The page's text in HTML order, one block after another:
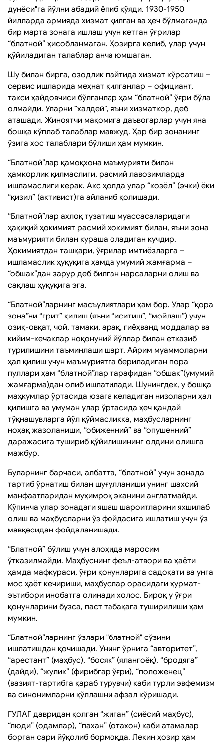
дунёси"га йўлни абадий ёпиб қўяди. 1930-1950
йилларда армияда хизмат қилган ва ҳеч бўлмаганда
бир марта зонага ишлаш учун кетган ўғрилар
“блатной” ҳисобланмаган. Ҳозирга келиб, улар учун
қўйиладиган талаблар анча юмшаган.
Шу билан бирга, озодлик пайтида хизмат кўрсатиш –
сервис ишларида меҳнат қилганлар – официант,
такси ҳайдовчиси бўлганлар ҳам “блатной” ўғри бўла
олмайди. Уларни “халдей”, яъни хизматкор, деб
аташади. Жиноятчи мақомига даъвогарлар учун яна
бошқа кўплаб талаблар мавжуд. Ҳар бир зонанинг
ўзига хос талаблари бўлиши ҳам мумкин.
“Блатной”лар қамоқхона маъмурияти билан
ҳамкорлик қилмаслиги, расмий лавозимларда
ишламаслиги керак. Акс ҳолда улар “козёл” (эчки) ёки
“қизил” (активист)га айланиб қолишади.
“Блатной”лар ахлоқ тузатиш муассасаларидаги
ҳақиқий ҳокимият расмий ҳокимият билан, яъни зона
маъмурияти билан кураша оладиган кучдир.
Ҳокимиятдан ташқари, ўғрилар имтиёзларга –
ишламаслик ҳуқуқига ҳамда умумий жамғарма –
“обшак”дан зарур деб билган нарсаларни олиш ва
сақлаш ҳуқуқига эга.
“Блатной”ларнинг масъулиятлари ҳам бор. Улар “қора
зона”ни “грит” қилиш (яъни “иситиш”, “мойлаш”) учун
озиқ-овқат, чой, тамаки, арақ, гиёҳванд моддалар ва
кийим-кечаклар ноқонуний йўллар билан етказиб
турилишини таъминлаши шарт. Айрим муаммоларни
ҳал қилиш учун маъмуриятга бериладиган пора
пуллари ҳам “блатной”лар тарафидан “обшак”(умумий
жамғарма)дан олиб ишлатилади. Шунингдек, у бошқа
маҳкумлар ўртасида юзага келадиган низоларни ҳал
қилишга ва умуман улар ўртасида ҳеч қандай
тўқнашувларга йўл қўймасликка, маҳбусларнинг
ноҳақ жазоланиши, “обиженний” ва “опушенний”
даражасига тушириб қўйилишининг олдини олишга
мажбур.
Буларнинг барчаси, албатта, “блатной” учун зонада
тартиб ўрнатиш билан шуғулланиши унинг шахсий
манфаатларидан муҳимроқ эканини англатмайди.
Кўпинча улар зонадаги яшаш шароитларини яхшилаб
олиш ва маҳбусларни ўз фойдасига ишлатиш учун ўз
мавқесидан фойдаланишади.
“Блатной” бўлиш учун алоҳида маросим
ўтказилмайди. Маҳбуснинг феъл-атвори ва ҳаёти
ҳамда мафкураси, ўғри қонунларига садоқати ва унга
мос ҳаёт кечириши, маҳбуслар орасидаги ҳурмат-
эътибори инобатга олинади холос. Бироқ у ўғри
қонунларини бузса, паст табақага туширилиши ҳам
мумкин.
“Блатной”ларнинг ўзлари "блатной" сўзини
ишлатишдан қочишади. Унинг ўрнига “авторитет”,
“арестант” (маҳбус), “босяк” (ялангоёқ), “бродяга”
(дайди), “жулик” (фирибгар ўғри), “положенец”
(вазият-тартибга қараб турувчи) каби турли эвфемизм
ва синонимларни қўллашни афзал кўришади.
ГУЛАГ давридан қолган “жиган” (сиёсий маҳбус),
“люди” (одамлар), “пахан” (отахон) каби атамалар
борган сари йўқолиб бормоқда. Лекин ҳозир ҳам